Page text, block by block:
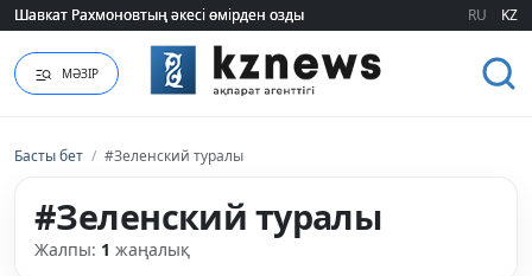
Шавкат Рахмоновтың әкесі өмірден озды
Шавкат Рахмоновтың әкесі өмірден озды RU KZ
МӘЗІР
Басты бет / #Зеленский туралы
#Зеленский туралы
Жалпы: 1 жаңалық